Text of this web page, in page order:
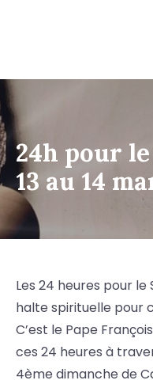
24h pour
13 au 14
Les 24 heures pour le
halte spirituelle pour
C’est le Pape
ces 24 heures à
4ème dimanche de